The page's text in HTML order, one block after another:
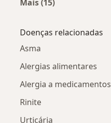
Mais (15)
Doenças relacionadas
Asma
Alergias alimentares
Alergia a medicamentos
Rinite
Urticária